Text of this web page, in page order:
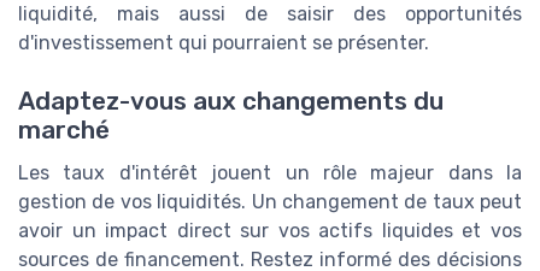
liquidité, mais aussi de saisir des opportunités
d'investissement qui pourraient se présenter.
Adaptez-vous aux changements du
marché
Les taux d'intérêt jouent un rôle majeur dans la
gestion de vos liquidités. Un changement de taux peut
avoir un impact direct sur vos actifs liquides et vos
sources de financement. Restez informé des décisions